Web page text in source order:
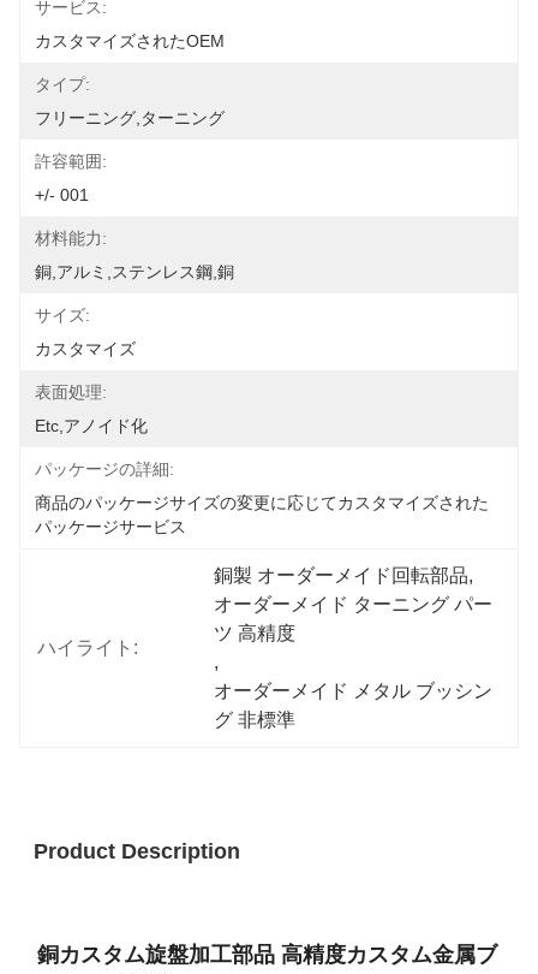
サービス:
カスタマイズされたOEM
タイプ:
フリーニング,ターニング
許容範囲:
+/- 001
材料能力:
銅,アルミ,ステンレス鋼,銅
サイズ:
カスタマイズ
表面処理:
Etc,アノイド化
パッケージの詳細:
商品のパッケージサイズの変更に応じてカスタマイズされた
パッケージサービス
ハイライト:
銅製 オーダーメイド回転部品,
オーダーメイド ターニング パー
ツ 高精度
,
オーダーメイド メタル ブッシン
グ 非標準
Product Description
銅カスタム旋盤加工部品 高精度カスタム金属ブ